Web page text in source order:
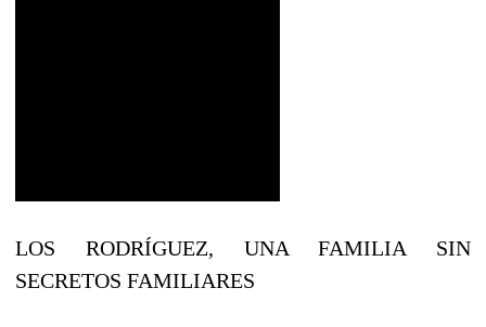
LOS RODRÍGUEZ, UNA FAMILIA SIN
SECRETOS FAMILIARES